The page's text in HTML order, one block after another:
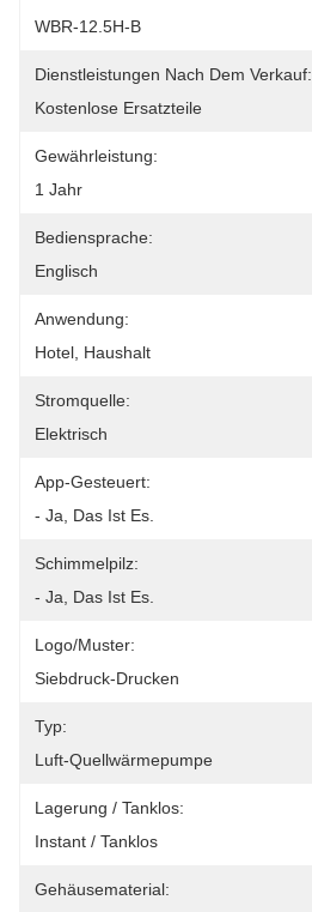
WBR-12.5H-B
Dienstleistungen Nach Dem Verkauf:
Kostenlose Ersatzteile
Gewährleistung:
1 Jahr
Bediensprache:
Englisch
Anwendung:
Hotel, Haushalt
Stromquelle:
Elektrisch
App-Gesteuert:
- Ja, Das Ist Es.
Schimmelpilz:
- Ja, Das Ist Es.
Logo/Muster:
Siebdruck-Drucken
Typ:
Luft-Quellwärmepumpe
Lagerung / Tanklos:
Instant / Tanklos
Gehäusematerial: